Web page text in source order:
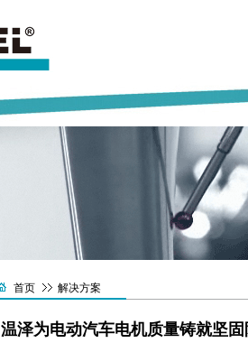
首页 解决方案
温泽为电动汽车电机质量铸就坚固